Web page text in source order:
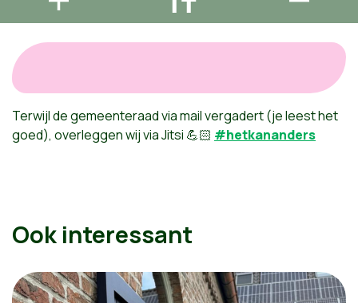
Terwijl de gemeenteraad via mail vergadert (je leest het
goed), overleggen wij via Jitsi 💪🏻 #hetkananders
Ook interessant